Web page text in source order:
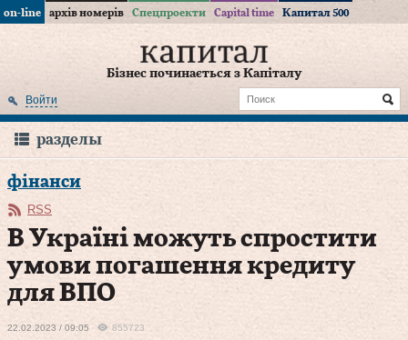
on-line архів номерів Спецпроекти Capital time Капитал 500
Бізнес починається з Капіталу
Войти
разделы
фінанси
RSS
В Україні можуть спростити
умови погашення кредиту
для ВПО
22.02.2023 / 09:05 855723